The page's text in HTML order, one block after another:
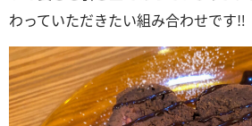
わっていただきたい組み合わせです‼